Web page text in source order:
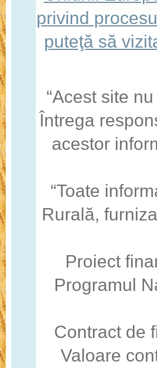
privind
puteţă să
“Acest site
Întrega
acestor
“Toate
Rurală,
Proiect
Programul
Contract de
Valoare